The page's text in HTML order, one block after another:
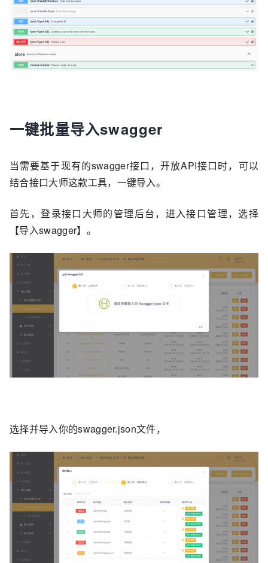
一键批量导入swagger
当需要基于现有的swagger接口，开放API接口时，可以
结合接口大师这款工具，一键导入。
首先，登录接口大师的管理后台，进入接口管理，选择
【导入swagger】。
选择并导入你的swagger.json文件，